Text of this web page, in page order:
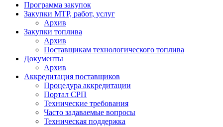
Программа закупок
Закупки МТР, работ, услуг
Архив
Закупки топлива
Архив
Поставщикам технологического топлива
Документы
Архив
Аккредитация поставщиков
Процедура аккредитации
Портал СРП
Технические требования
Часто задаваемые вопросы
Техническая поддержка